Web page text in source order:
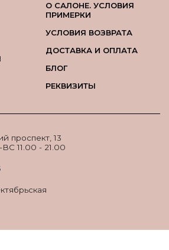
О САЛОНЕ. УСЛОВИЯ
ПРИМЕРКИ
УСЛОВИЯ ВОЗВРАТА
ДОСТАВКА И ОПЛАТА
БЛОГ
РЕКВИЗИТЫ
проспект, 13
11.00 - 21.00